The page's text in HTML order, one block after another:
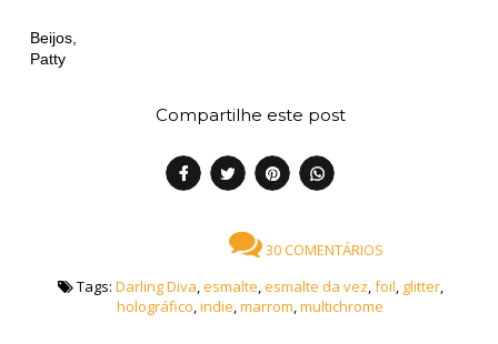
Beijos,
Patty
Compartilhe este post
30 COMENTÁRIOS
Tags: Darling Diva,esmalte,esmalte da vez,foil, glitter,
holográfico,indie,marrom,multichrome